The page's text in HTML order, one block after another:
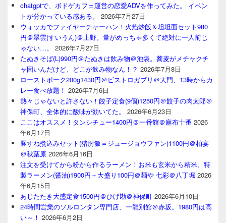
chatgptで、ボドゲカフェ運営の恋愛ADVを作ってみた。 イベン
トが分かっている感ある。
2026年7月27日
ウォッカでファイヤーチャーハン！火焰炒飯＆坦坦面セット980
円＠翠雲(すいうん)＠上野。量がめっちゃ多くて絶対に一人前じ
ゃない…。
2026年7月27日
たぬきそば(L)990円＠たぬきは飲み物＠池袋。蕎麦がメチャクチ
ャ固いんだけど、どこが飲み物なん！？ 2026年7月8日
ローストポーク200g1430円＠ビストロガブリ＠大門、13時からカ
レー食べ放題！ 2026年7月6日
熱々じゃないと許さない！餃子定食(9個)1250円＠餃子の肉太郎＠
神保町、全体的に酸味が効いてた。
2026年6月23日
ここはオススメ！タンシチュー1400円＠一番館＠麻布十番 2026
年6月17日
豚すね煮込みセット(猪肘飯＝ジュージョウファン)1100円＠柏宴
＠秋葉原 2026年6月16日
注文を受けてから粉から作るラーメン！お米も玄米から精米。特
製ラーメン(醤油)1900円＋大盛り100円＠麺や 七彩＠八丁堀 2026
年6月15日
あじたたき大盛定食1500円＠ひげ勘＠神保町 2026年6月10日
24時間営業のソルロンタン専門店、一龍別館＠赤坂。1980円は高
い～！ 2026年6月2日